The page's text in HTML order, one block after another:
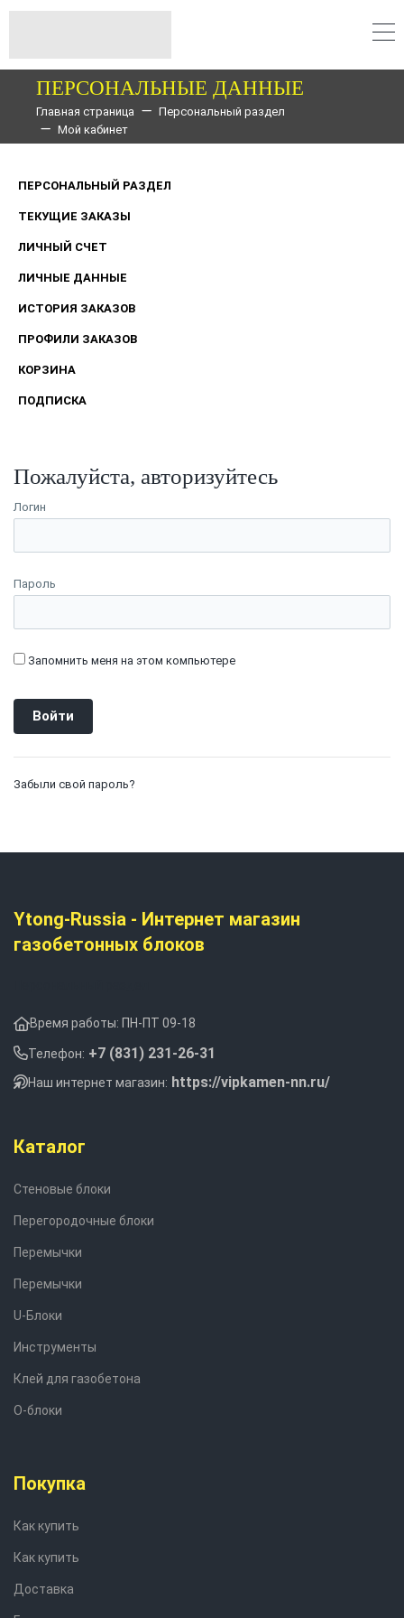
ПЕРСОНАЛЬНЫЕ ДАННЫЕ
Главная страница
Персональный раздел
Мой кабинет
ПЕРСОНАЛЬНЫЙ РАЗДЕЛ
ТЕКУЩИЕ ЗАКАЗЫ
ЛИЧНЫЙ СЧЕТ
ЛИЧНЫЕ ДАННЫЕ
ИСТОРИЯ ЗАКАЗОВ
ПРОФИЛИ ЗАКАЗОВ
КОРЗИНА
ПОДПИСКА
Пожалуйста, авторизуйтесь
Логин
Пароль
Запомнить меня на этом компьютере
Забыли свой пароль?
Ytong-Russia - Интернет магазин
газобетонных блоков
Время работы: ПН-ПТ 09-18
Телефон: +7 (831) 231-26-31
Наш интернет магазин: https://vipkamen-nn.ru/
Каталог
Стеновые блоки
Перегородочные блоки
Перемычки
Перемычки
U-Блоки
Инструменты
Клей для газобетона
О-блоки
Покупка
Как купить
Как купить
Доставка